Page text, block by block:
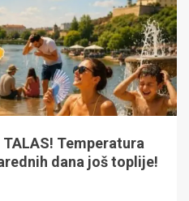
TALAS! Temperatura
dana još toplije!